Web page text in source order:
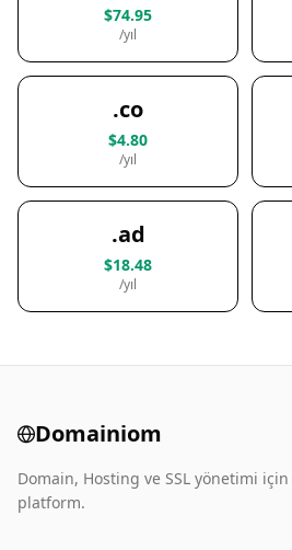
$74.95
/yıl
.co
$4.80
/yıl
.ad
$18.48
/yıl
Domainiom
Domain, Hosting ve SSL yönetimi
platform.